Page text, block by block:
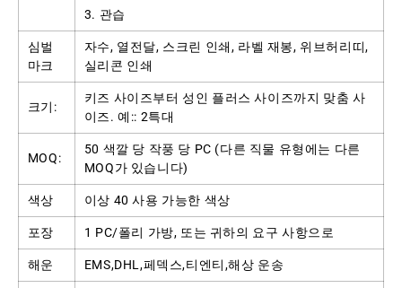
3. 관습
심벌
마크
자수, 열전달, 스크린 인쇄, 라벨 재봉, 위브허리띠,
실리콘 인쇄
크기:
키즈 사이즈부터 성인 플러스 사이즈까지 맞춤 사
이즈. 예:: 2특대
MOQ:
50 색깔 당 작풍 당 PC (다른 직물 유형에는 다른
MOQ가 있습니다)
색상 이상 40 사용 가능한 색상
포장 1 PC/폴리 가방, 또는 귀하의 요구 사항으로
해운 EMS,DHL,페덱스,티엔티,해상 운송